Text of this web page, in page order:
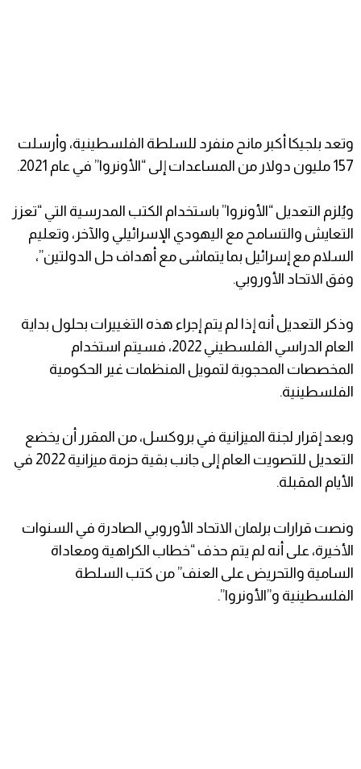
وتعد بلجيكا أكبر مانح منفرد للسلطة الفلسطينية، وأرسلت
157 مليون دولار من المساعدات إلى “الأونروا” في عام 2021.
ويُلزم التعديل “الأونروا” باستخدام الكتب المدرسية التي “تعزز
التعايش والتسامح مع اليهودي الإسرائيلي والآخر، وتعليم
السلام مع إسرائيل بما يتماشى مع أهداف حل الدولتين”،
وفق الاتحاد الأوروبي.
وذكر التعديل أنه إذا لم يتم إجراء هذه التغييرات بحلول بداية
العام الدراسي الفلسطيني 2022، فسيتم استخدام
المخصصات المحجوبة لتمويل المنظمات غير الحكومية
الفلسطينية.
وبعد إقرار لجنة الميزانية في بروكسل، من المقرر أن يخضع
التعديل للتصويت العام إلى جانب بقية حزمة ميزانية 2022 في
الأيام المقبلة.
ونصت قرارات برلمان الاتحاد الأوروبي الصادرة في السنوات
الأخيرة، على أنه لم يتم حذف “خطاب الكراهية ومعاداة
السامية والتحريض على العنف” من كتب السلطة
الفلسطينية و”الأونروا”.